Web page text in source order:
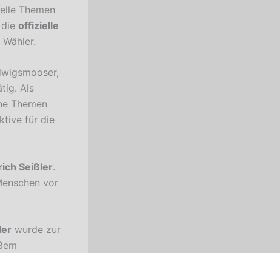
Themen
offizielle
Als
Themen
für die
Seißler.
vor
wurde zur